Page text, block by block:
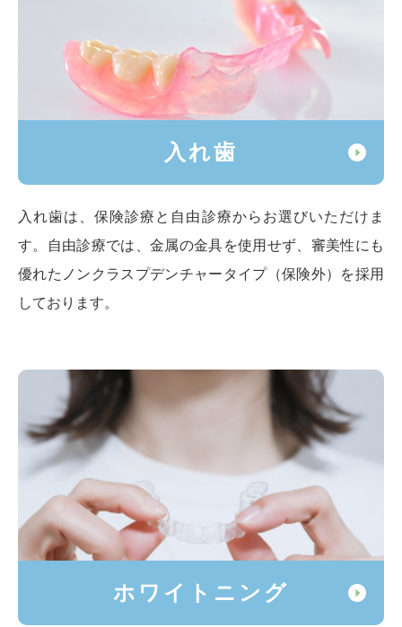
入れ歯
入れ歯は、保険診療と自由診療からお選びいただけま
す。自由診療では、金属の金具を使用せず、審美性にも
優れたノンクラスプデンチャータイプ（保険外）を採用
しております。
ホワイトニング